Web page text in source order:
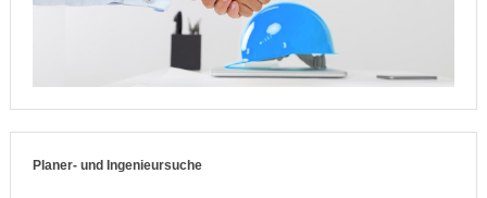
Planer- und Ingenieursuche